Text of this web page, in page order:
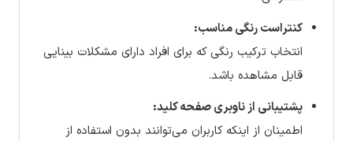
کنتراست رنگی مناسب:
انتخاب ترکیب رنگی که برای افراد دارای مشکلات بینایی
قابل مشاهده باشد.
پشتیبانی از ناوبری صفحه کلید:
اطمینان از اینکه کاربران می‌توانند بدون استفاده از